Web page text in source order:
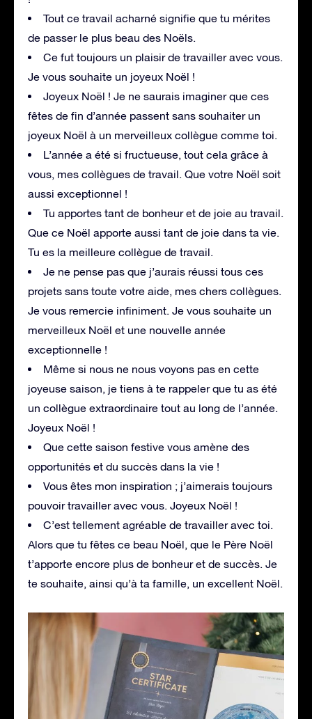
Tout ce travail acharné signifie que tu mérites
de passer le plus beau des Noëls.
Ce fut toujours un plaisir de travailler avec vous.
Je vous souhaite un joyeux Noël !
Joyeux Noël ! Je ne saurais imaginer que ces
fêtes de fin d’année passent sans souhaiter un
joyeux Noël à un merveilleux collègue comme toi.
L’année a été si fructueuse, tout cela grâce à
vous, mes collègues de travail. Que votre Noël soit
aussi exceptionnel !
Tu apportes tant de bonheur et de joie au travail.
Que ce Noël apporte aussi tant de joie dans ta vie.
Tu es la meilleure collègue de travail.
Je ne pense pas que j’aurais réussi tous ces
projets sans toute votre aide, mes chers collègues.
Je vous remercie infiniment. Je vous souhaite un
merveilleux Noël et une nouvelle année
exceptionnelle !
Même si nous ne nous voyons pas en cette
joyeuse saison, je tiens à te rappeler que tu as été
un collègue extraordinaire tout au long de l’année.
Joyeux Noël !
Que cette saison festive vous amène des
opportunités et du succès dans la vie !
Vous êtes mon inspiration ; j’aimerais toujours
pouvoir travailler avec vous. Joyeux Noël !
C’est tellement agréable de travailler avec toi.
Alors que tu fêtes ce beau Noël, que le Père Noël
t’apporte encore plus de bonheur et de succès. Je
te souhaite, ainsi qu’à ta famille, un excellent Noël.